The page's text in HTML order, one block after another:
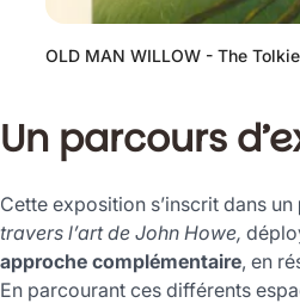
OLD MAN WILLOW - The
Diapositive
1
2
Un parcours
Cette exposition s’inscrit dans un
travers l’art de John Howe,
approche complémentaire, en
En parcourant ces différents